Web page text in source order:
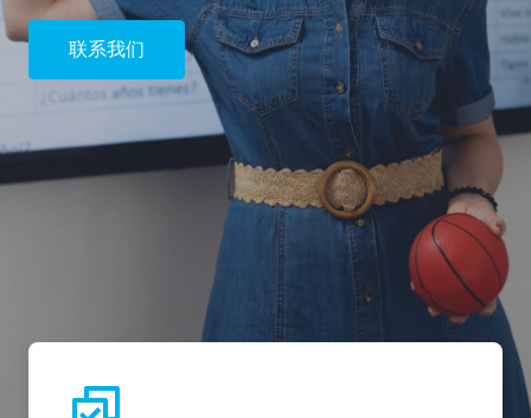
联系我们